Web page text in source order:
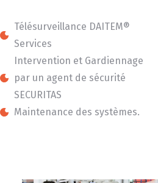
Télésurveillance DAITEM®
Services
Intervention et Gardiennage
par un agent de sécurité
SECURITAS
Maintenance des systèmes.